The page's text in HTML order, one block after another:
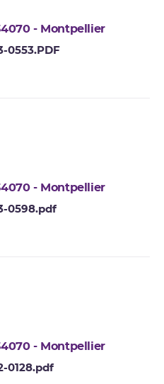
- Montpellier
0553.PDF
- Montpellier
0598.pdf
- Montpellier
0128.pdf